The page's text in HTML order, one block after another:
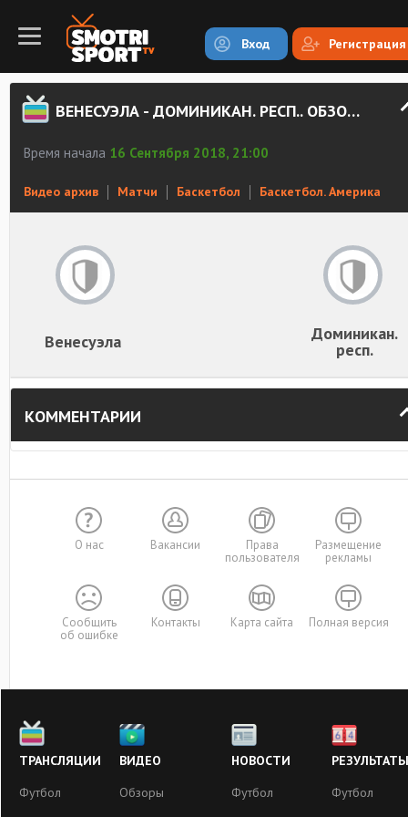
Вход Регистрация
ВЕНЕСУЭЛА - ДОМИНИКАН. РЕСП.. ОБЗОР МАТЧА
Время начала 16 Сентября 2018, 21:00
Видео архив Матчи Баскетбол Баскетбол. Америка
Венесуэла Доминикан.
респ.
КОММЕНТАРИИ
О нас Вакансии
Права
пользователя
Размещение
рекламы
Сообщить
об ошибке
Контакты Карта сайта Полная версия
ТРАНСЛЯЦИИ
Футбол
ВИДЕО
Обзоры
НОВОСТИ
Футбол
РЕЗУЛЬТАТЫ
Футбол